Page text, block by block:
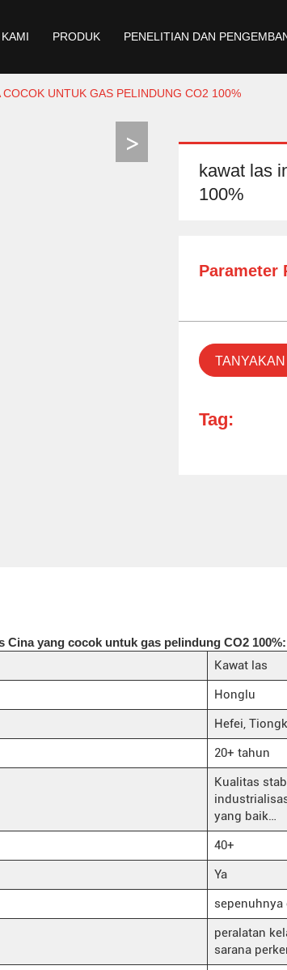
PRODUK PENELITIAN DAN
UNTUK GAS PELINDUNG CO2 100%
kawat las
100%
Parameter
Tag:
yang cocok untuk gas pelindung CO2 100%:
Kawat las
Honglu
Hefei,
20+ tahun
Kualitas
yang baik…
40+
Ya
peralatan
sarana